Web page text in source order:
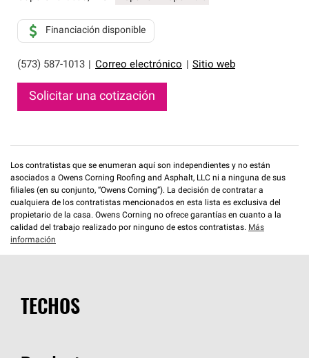
(573) 587-1013 Correo electrónico Sitio web
Financiación disponible
Solicitar una cotización
Los contratistas que se enumeran aquí son independientes y no están
asociados a Owens Corning Roofing and Asphalt, LLC ni a ninguna de sus
filiales (en su conjunto, “Owens Corning”). La decisión de contratar a
cualquiera de los contratistas mencionados en esta lista es exclusiva del
propietario de la casa. Owens Corning no ofrece garantías en cuanto a la
calidad del trabajo realizado por ninguno de estos contratistas. Más
información
TECHOS